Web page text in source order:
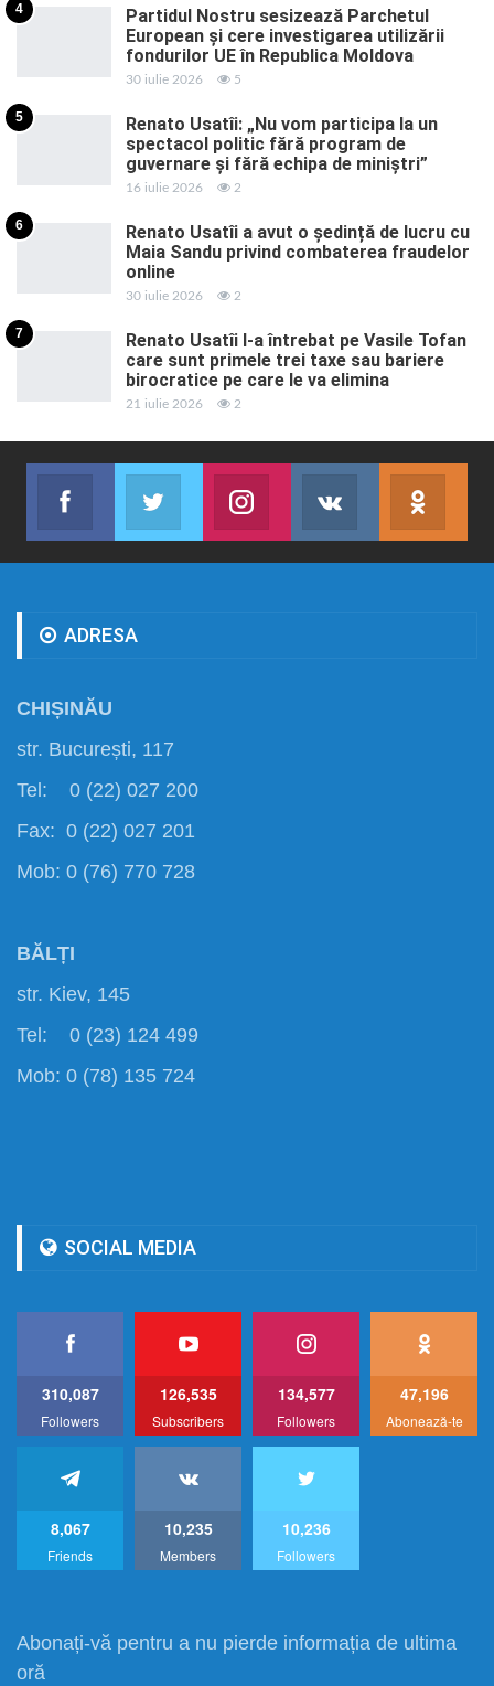
4
Partidul Nostru sesizează Parchetul
European și cere investigarea utilizării
fondurilor UE în Republica Moldova
30 iulie 2026 5
5
Renato Usatîi: „Nu vom participa la un
spectacol politic fără program de
guvernare și fără echipa de miniștri”
16 iulie 2026 2
6
Renato Usatîi a avut o ședință de lucru cu
Maia Sandu privind combaterea fraudelor
online
30 iulie 2026 2
7
Renato Usatîi l-a întrebat pe Vasile Tofan
care sunt primele trei taxe sau bariere
birocratice pe care le va elimina
21 iulie 2026 2
Facebook
Abonează-te
Twitter
Join us on TwitterJoin us on Instagram
Abonează-te
ADRESA
CHIȘINĂU
str. București, 117
Tel: 0 (22) 027 200
Fax: 0 (22) 027 201
Mob: 0 (76) 770 728
BĂLȚI
str. Kiev, 145
Tel: 0 (23) 124 499
Mob: 0 (78) 135 724
SOCIAL MEDIA
310,087
Followers
126,535
Subscribers
134,577
Followers
47,196
Abonează-te
8,067
Friends
10,235
Members
10,236
Followers
Abonați-vă pentru a nu pierde informația de ultima
oră